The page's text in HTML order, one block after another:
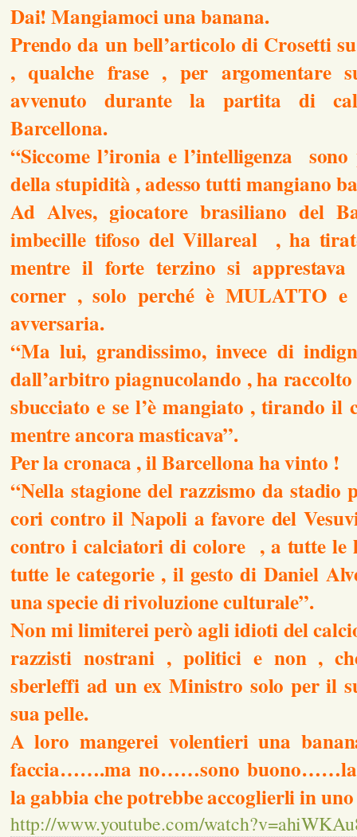
Dai! Mangiamoci una banana.
Prendo da un bell’articolo di Crosetti
, qualche frase , per argomentare
avvenuto durante la partita di
Barcellona.
“Siccome l’ironia e l’intelligenza sono
della stupidità , adesso tutti mangiano
Ad Alves, giocatore brasiliano del
imbecille tifoso del Villareal , ha
mentre il forte terzino si
corner , solo perché è MULATTO e
avversaria.
“Ma lui, grandissimo, invece di
dall’arbitro piagnucolando , ha
sbucciato e se l’è mangiato , tirando il
mentre ancora masticava”.
Per la cronaca , il Barcellona ha vinto !
“Nella stagione del razzismo da stadio
cori contro il Napoli a favore del
contro i calciatori di colore , a tutte le
tutte le categorie , il gesto di Daniel
una specie di rivoluzione culturale”.
Non mi limiterei però agli idioti del
razzisti nostrani , politici e non ,
sberleffi ad un ex Ministro solo per il
sua pelle.
A loro mangerei volentieri una
faccia…….ma no……sono buono……la
la gabbia che potrebbe accoglierli in
http://www.youtube.com/